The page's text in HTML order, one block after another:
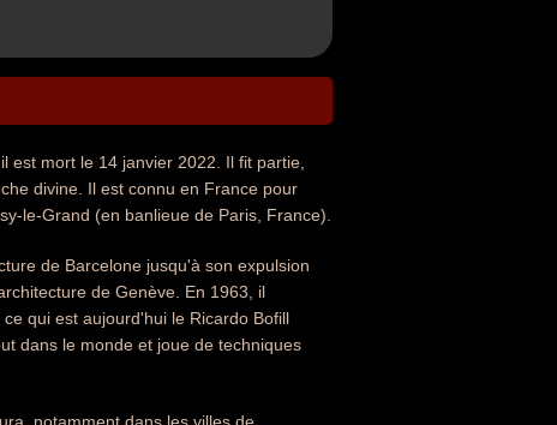
est mort le 14 janvier 2022. Il fit partie,
divine. Il est connu en France pour
le-Grand (en banlieue de Paris, France).
de Barcelone jusqu'à son expulsion
de Genève. En 1963, il
qui est aujourd'hui le Ricardo Bofill
dans le monde et joue de techniques